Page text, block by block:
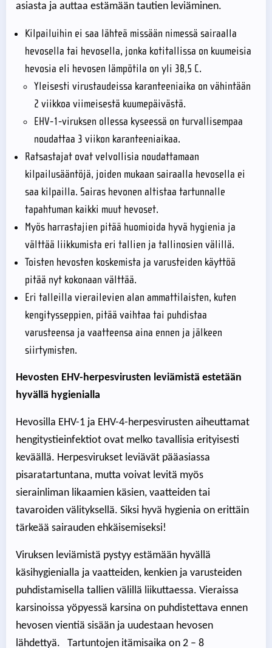
asiasta ja auttaa estämään tautien leviäminen.
Kilpailuihin ei saa lähteä missään nimessä sairaalla
hevosella tai hevosella, jonka kotitallissa on kuumeisia
hevosia eli hevosen lämpötila on yli 38,5 C.
Yleisesti virustaudeissa karanteeniaika on vähintään
2 viikkoa viimeisestä kuumepäivästä.
EHV-1-viruksen ollessa kyseessä on turvallisempaa
noudattaa 3 viikon karanteeniaikaa.
Ratsastajat ovat velvollisia noudattamaan
kilpailusääntöjä, joiden mukaan sairaalla hevosella ei
saa kilpailla. Sairas hevonen altistaa tartunnalle
tapahtuman kaikki muut hevoset.
Myös harrastajien pitää huomioida hyvä hygienia ja
välttää liikkumista eri tallien ja tallinosien välillä.
Toisten hevosten koskemista ja varusteiden käyttöä
pitää nyt kokonaan välttää.
Eri talleilla vierailevien alan ammattilaisten, kuten
kengitysseppien, pitää vaihtaa tai puhdistaa
varusteensa ja vaatteensa aina ennen ja jälkeen
siirtymisten.
Hevosten EHV-herpesvirusten leviämistä estetään
hyvällä hygienialla
Hevosilla EHV-1 ja EHV-4-herpesvirusten aiheuttamat
hengitystieinfektiot ovat melko tavallisia erityisesti
keväällä. Herpesvirukset leviävät pääasiassa
pisaratartuntana, mutta voivat levitä myös
sierainliman likaamien käsien, vaatteiden tai
tavaroiden välityksellä. Siksi hyvä hygienia on erittäin
tärkeää sairauden ehkäisemiseksi!
Viruksen leviämistä pystyy estämään hyvällä
käsihygienialla ja vaatteiden, kenkien ja varusteiden
puhdistamisella tallien välillä liikuttaessa. Vieraissa
karsinoissa yöpyessä karsina on puhdistettava ennen
hevosen vientiä sisään ja uudestaan hevosen
lähdettyä. Tartuntojen itämisaika on 2 – 8